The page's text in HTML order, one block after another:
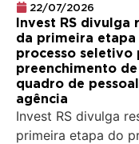
22/07/2026
Invest RS divulga
da primeira etapa
processo seletivo
preenchimento
quadro de
agência
Invest RS divulga
primeira etapa do